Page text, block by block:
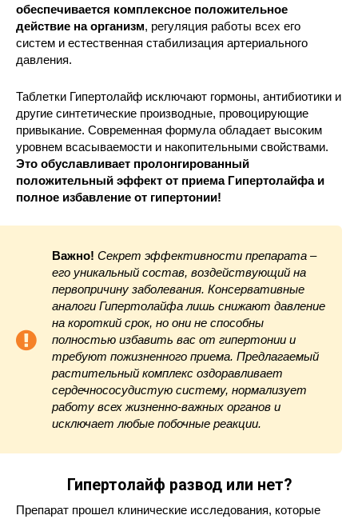
обеспечивается комплексное положительное
действие на организм, регуляция работы всех его
систем и естественная стабилизация артериального
давления.
Таблетки Гипертолайф исключают гормоны, антибиотики и
другие синтетические производные, провоцирующие
привыкание. Современная формула обладает высоким
уровнем всасываемости и накопительными свойствами.
Это обуславливает пролонгированный
положительный эффект от приема Гипертолайфа и
полное избавление от гипертонии!
Важно! Секрет эффективности препарата –
его уникальный состав, воздействующий на
первопричину заболевания. Консервативные
аналоги Гипертолайфа лишь снижают давление
на короткий срок, но они не способны
полностью избавить вас от гипертонии и
требуют пожизненного приема. Предлагаемый
растительный комплекс оздоравливает
сердечнососудистую систему, нормализует
работу всех жизненно-важных органов и
исключает любые побочные реакции.
Гипертолайф развод или нет?
Препарат прошел клинические исследования, которые